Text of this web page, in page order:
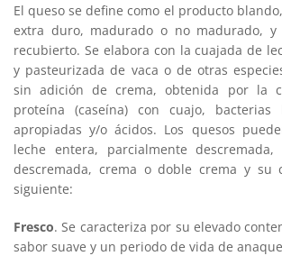
El queso se define como el producto
extra duro, madurado o no madurado,
recubierto. Se elabora con la cuajada de
y pasteurizada de vaca o de otras
sin adición de crema, obtenida por la
proteína (caseína) con cuajo, bacterias
apropiadas y/o ácidos. Los quesos
leche entera, parcialmente descremada,
descremada, crema o doble crema y su
siguiente:
Fresco. Se caracteriza por su elevado
sabor suave y un periodo de vida de